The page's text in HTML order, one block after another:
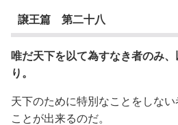
譲王篇 第二十八
唯だ天下を以て為すなき者のみ
り。
天下のために特別なことをしな
ことが出来るのだ。